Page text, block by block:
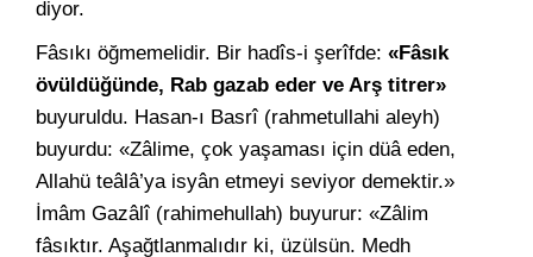
diyor.
Fâsıkı öğmemelidir. Bir hadîs-i şerîfde: «Fâsık
övüldüğünde, Rab gazab eder ve Arş titrer»
buyuruldu. Hasan-ı Basrî (rahmetullahi aleyh)
buyurdu: «Zâlime, çok yaşaması için düâ eden,
Allahü teâlâ’ya isyân etmeyi seviyor demektir.»
İmâm Gazâlî (rahimehullah) buyurur: «Zâlim
fâsıktır. Aşağtlanmalıdır ki, üzülsün. Medh